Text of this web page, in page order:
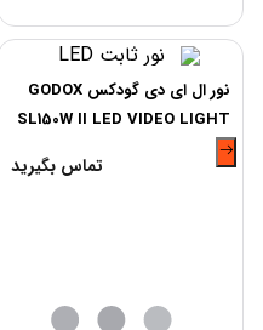
نور ال ای دی گودکس GODOX
SL150W II LED VIDEO LIGHT
تماس بگیرید